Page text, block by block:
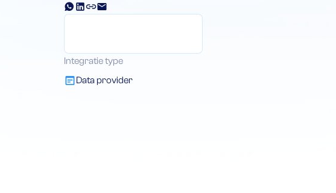
Integratie type
Data provider